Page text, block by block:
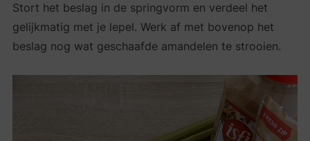
Stort het beslag in de springvorm en verdeel het
gelijkmatig met je lepel. Werk af met bovenop het
beslag nog wat geschaafde amandelen te strooien.